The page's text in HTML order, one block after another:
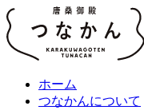
ホーム
つなかんについて